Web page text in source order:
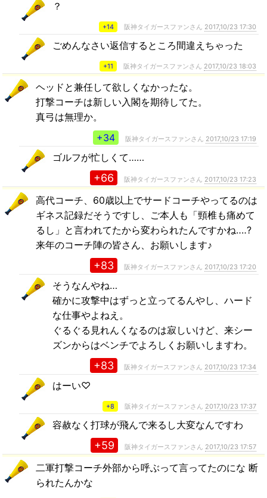
？
+14 阪神タイガースファンさん 2017,10/23 17:30
ごめんなさい返信するところ間違えちゃった
+11 阪神タイガースファンさん 2017,10/23 18:03
ヘッドと兼任して欲しくなかったな。
打撃コーチは新しい入閣を期待してた。
真弓は無理か。
+34
阪神タイガースファンさん 2017,10/23 17:19
ゴルフが忙しくて……
+66 阪神タイガースファンさん 2017,10/23 17:23
高代コーチ、60歳以上でサードコーチやってるのは
ギネス記録だそうですし、ご本人も「頸椎も痛めて
るし」と言われてたから変わられたんですかね‥‥?
来年のコーチ陣の皆さん、お願いします♪
+83 阪神タイガースファンさん 2017,10/23 17:20
そうなんやね…
確かに攻撃中はずっと立ってるんやし、ハード
な仕事やよねえ。
ぐるぐる見れんくなるのは寂しいけど、来シー
ズンからはベンチでよろしくお願いしますわ。
+83 阪神タイガースファンさん 2017,10/23 17:34
はーい♡
+8 阪神タイガースファンさん 2017,10/23 17:37
容赦なく打球が飛んで来るし大変なんですわ
+59 阪神タイガースファンさん 2017,10/23 17:57
二軍打撃コーチ外部から呼ぶって言ってたのにな 断
られたんかな